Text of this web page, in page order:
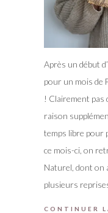
Après un début
pour un mois de
! Clairement pas
raison
temps libre pour
ce mois-ci, on
Naturel, dont on
plusieurs
CONTINUER